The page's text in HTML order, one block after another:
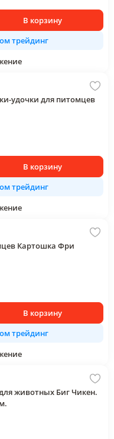
В корзину
трейдинг
удочки для питомцев
В корзину
трейдинг
Картошка Фри
В корзину
трейдинг
животных Биг Чикен.